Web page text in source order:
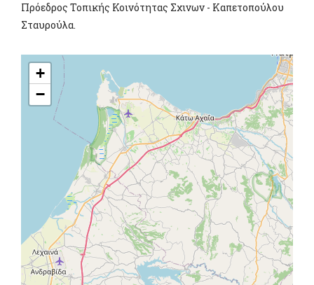
Πρόεδρος Τοπικής Κοινότητας Σχινων - Καπετοπούλου
Σταυρούλα.
+
−